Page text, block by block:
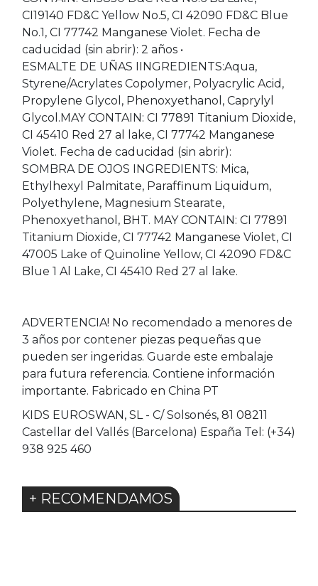
CI19140 FD&C Yellow No.5, CI 42090 FD&C Blue
No.1, CI 77742 Manganese Violet. Fecha de
caducidad (sin abrir): 2 años •
ESMALTE DE UÑAS IINGREDIENTS:Aqua,
Styrene/Acrylates Copolymer, Polyacrylic Acid,
Propylene Glycol, Phenoxyethanol, Caprylyl
Glycol.MAY CONTAIN: CI 77891 Titanium Dioxide,
CI 45410 Red 27 al lake, CI 77742 Manganese
Violet. Fecha de caducidad (sin abrir):
SOMBRA DE OJOS INGREDIENTS: Mica,
Ethylhexyl Palmitate, Paraffinum Liquidum,
Polyethylene, Magnesium Stearate,
Phenoxyethanol, BHT. MAY CONTAIN: CI 77891
Titanium Dioxide, CI 77742 Manganese Violet, CI
47005 Lake of Quinoline Yellow, CI 42090 FD&C
Blue 1 Al Lake, CI 45410 Red 27 al lake.
ADVERTENCIA! No recomendado a menores de
3 años por contener piezas pequeñas que
pueden ser ingeridas. Guarde este embalaje
para futura referencia. Contiene información
importante. Fabricado en China PT
KIDS EUROSWAN, SL - C/ Solsonés, 81 08211
Castellar del Vallés (Barcelona) España Tel: (+34)
938 925 460
+ RECOMENDAMOS